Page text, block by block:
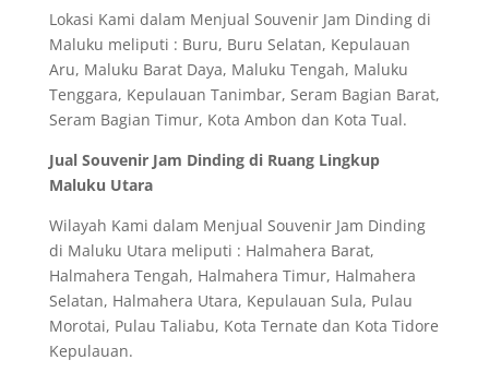
Lokasi Kami dalam Menjual Souvenir Jam Dinding di
Maluku meliputi : Buru, Buru Selatan, Kepulauan
Aru, Maluku Barat Daya, Maluku Tengah, Maluku
Tenggara, Kepulauan Tanimbar, Seram Bagian Barat,
Seram Bagian Timur, Kota Ambon dan Kota Tual.
Jual Souvenir Jam Dinding di Ruang Lingkup
Maluku Utara
Wilayah Kami dalam Menjual Souvenir Jam Dinding
di Maluku Utara meliputi : Halmahera Barat,
Halmahera Tengah, Halmahera Timur, Halmahera
Selatan, Halmahera Utara, Kepulauan Sula, Pulau
Morotai, Pulau Taliabu, Kota Ternate dan Kota Tidore
Kepulauan.